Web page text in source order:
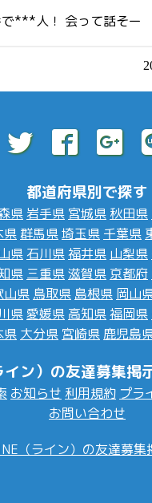
***人！ 会って話そー
都道府県別で探す
県 岩手県 宮城県 秋田県
県群馬県埼玉県 千葉県
県 石川県福井県 山梨県
県 三重県滋賀県 京都府
山県 鳥取県 島根県 岡山
県愛媛県 高知県福岡県
県 大分県 宮崎県 鹿児島
イン）の友達募集掲
お知らせ 利用規約 プラ
お問い合わせ
（ライン）の友達募集